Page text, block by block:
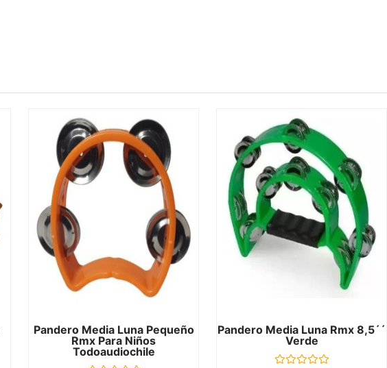
Pandero Media Luna Pequeño
Rmx Para Niños
Todoaudiochile
Pandero Media Luna Rmx 8,5´´
Verde